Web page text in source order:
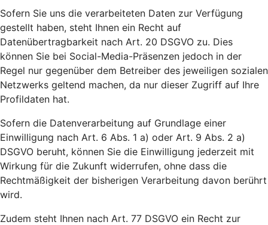
Sofern Sie uns die verarbeiteten Daten zur Verfügung
gestellt haben, steht Ihnen ein Recht auf
Datenübertragbarkeit nach Art. 20 DSGVO zu. Dies
können Sie bei Social-Media-Präsenzen jedoch in der
Regel nur gegenüber dem Betreiber des jeweiligen sozialen
Netzwerks geltend machen, da nur dieser Zugriff auf Ihre
Profildaten hat.
Sofern die Datenverarbeitung auf Grundlage einer
Einwilligung nach Art. 6 Abs. 1 a) oder Art. 9 Abs. 2 a)
DSGVO beruht, können Sie die Einwilligung jederzeit mit
Wirkung für die Zukunft widerrufen, ohne dass die
Rechtmäßigkeit der bisherigen Verarbeitung davon berührt
wird.
Zudem steht Ihnen nach Art. 77 DSGVO ein Recht zur